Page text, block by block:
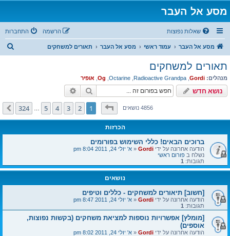
מסע אל העבר
שאלות נפוצות התחברות הרשמה
מסע אל העבר עמוד ראשי מסע אל העבר תאורים למשחקים
ח
תאורים למשחקים
מנהלים: Gordi
,
Radioactive Grandpa
,
Octarine
,
Og
, אופיר
נושא חדש חיפוש
4856 נושאיםדף1מתוך 324
1
2
3
4
5
324 הבא
הכרזות
ברוכים הבאים! כללי השימוש בפורומים
הודעה אחרונה על ידי Gordi
«א' יולי 24, 2011 8:04 pm
נשלח בפורום ראשי
תגובות: 1
נושאים
[חשוב] תיאורים למשחקים - כללים וטיפים
הודעה אחרונה על ידי Gordi
«א' יולי 24, 2011 8:47 pm
תגובות: 1
[מומלץ] אפשרויות נוספות למציאת משחקים (בקשות נפוצות,
אוספים)
הודעה אחרונה על ידי Gordi
«א' יולי 24, 2011 8:02 pm